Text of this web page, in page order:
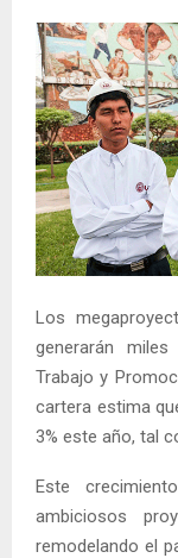
Los
generarán
Trabajo y
cartera estima
3% este año, tal
Este
ambiciosos
remodelando el